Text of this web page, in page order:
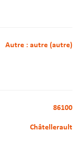
autre : autre (autre)
86100
Châtellerault